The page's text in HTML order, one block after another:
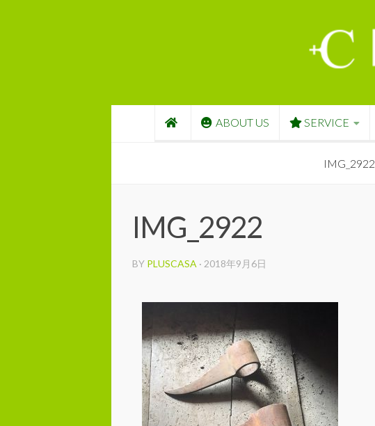
ABOUT US SERVICE
IMG_2922
IMG_2922
BY PLUSCASA · 2018年9月6日